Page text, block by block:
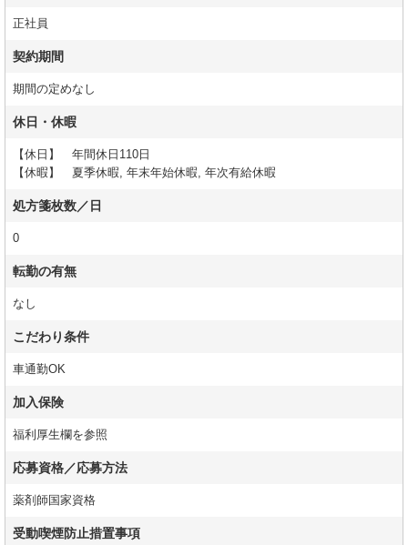
正社員
契約期間
期間の定めなし
休日・休暇
【休日】 年間休日110日
【休暇】 夏季休暇, 年末年始休暇, 年次有給休暇
処方箋枚数／日
0
転勤の有無
なし
こだわり条件
車通勤OK
加入保険
福利厚生欄を参照
応募資格／応募方法
薬剤師国家資格
受動喫煙防止措置事項